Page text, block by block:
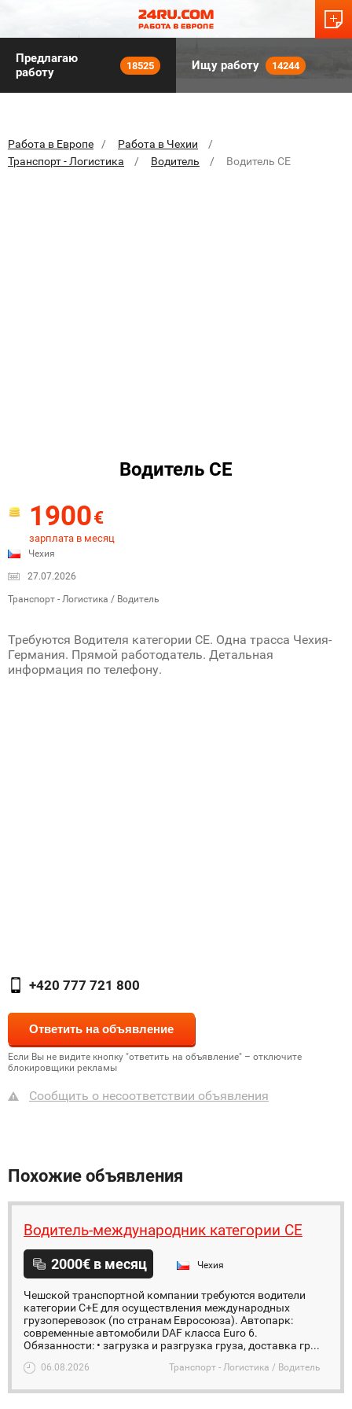
Предлагаю
работу
18525 Ищу работу 14244
Работа в Европе
Работа в Чехии
Транспорт - Логистика
Водитель Водитель СЕ
Водитель СЕ
1900€
зарплата в месяц
Чехия
27.07.2026
Транспорт - Логистика / Водитель
Требуются Водителя категории СЕ. Одна трасса Чехия-
Германия. Прямой работодатель. Детальная
информация по телефону.
+420 777 721 800
Если Вы не видите кнопку "ответить на объявление" – отключите
блокировщики рекламы
Сообщить о несоответствии объявления
Похожие объявления
Водитель-международник категории CE
2000€ в месяц Чехия
Чешской транспортной компании требуются водители
категории C+Е для осуществления международных
грузоперевозок (по странам Евросоюза). Автопарк:
современные автомобили DAF класса Euro 6.
Обязанности: • загрузка и разгрузка груза, доставка гр...
06.08.2026 Транспорт - Логистика / Водитель